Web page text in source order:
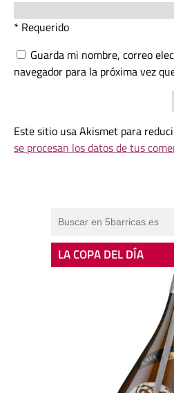
* Requerido
Guarda mi nombre, correo
navegador para la próxima vez
Este sitio usa Akismet para
se procesan los datos de tus
LA COPA DEL DÍA